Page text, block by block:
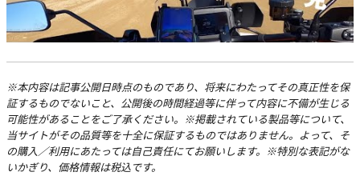
※本内容は記事公開日時点のものであり、将来にわたってその真正性を保
証するものでないこと、公開後の時間経過等に伴って内容に不備が生じる
可能性があることをご了承ください。※掲載されている製品等について、
当サイトがその品質等を十全に保証するものではありません。よって、そ
の購入／利用にあたっては自己責任にてお願いします。※特別な表記がな
いかぎり、価格情報は税込です。